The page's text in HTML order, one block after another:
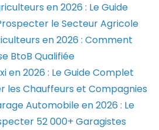
en 2026 : Le Guide
le Secteur Agricole
en 2026 : Comment
BtoB Qualifiée
en 2026 : Le Guide Complet
les Chauffeurs et Compagnies
Automobile en 2026 : Le
52 000+ Garagistes